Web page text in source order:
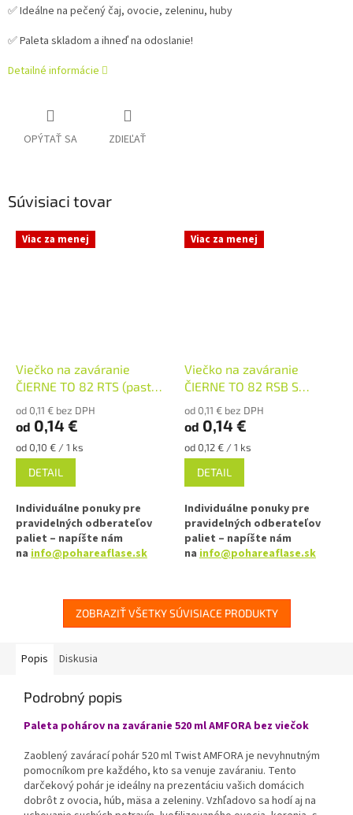
✅ Ideálne na pečený čaj, ovocie, zeleninu, huby
✅ Paleta skladom a ihneď na odoslanie!
Detailné informácie
OPÝTAŤ SA ZDIEĽAŤ
Súvisiaci tovar
Viac za menej
Viečko na zaváranie
ČIERNE TO 82 RTS (paster
od 0,11 € bez DPH
od 0,14 €
Jednotková
cena:
od 0,10 € / 1 ks
DETAIL
Individuálne ponuky pre
pravidelných odberateľov
paliet – napíšte nám
na info@pohareaflase.sk
uzáverom typu Twist Off 82
✅ Skrutkovacie viečko pre
✅ Pre výhodnejšiu cenu kúpte
celý kartón
✅ Viečka skladom a ihneď na
odoslanie!
Kúpte kartón viečok a máte
Viac za menej
Viečko na zaváranie
ČIERNE TO 82 RSB S
od 0,11 € bez DPH
od 0,14 €
Jednotková
cena:
od 0,12 € / 1 ks
DETAIL
Individuálne ponuky pre
pravidelných odberateľov
paliet – napíšte nám
na info@pohareaflase.sk
uzáverom typu Twist Off 82
✅ Skrutkovacie viečko pre
✅ Pre výhodnejšiu cenu kúpte
celý kartón
✅ Viečka skladom a ihneď na
odoslanie!
Kúpte kartón viečok a máte
ZOBRAZIŤ VŠETKY SÚVISIACE PRODUKTY
Popis Diskusia
Podrobný popis
Paleta pohárov na zaváranie 520 ml AMFORA bez viečok
Zaoblený zavárací pohár 520 ml Twist AMFORA je nevyhnutným
pomocníkom pre každého, kto sa venuje zaváraniu. Tento
darčekový pohár je ideálny na prezentáciu vašich domácich
dobrôt z ovocia, húb, mäsa a zeleniny. Vzhľadovo sa hodí aj na